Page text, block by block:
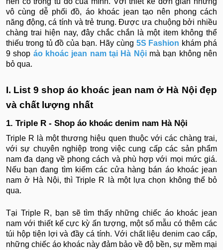
vô cùng dễ phối đồ, áo khoác jean tạo nên phong cách
năng động, cá tính và trẻ trung. Được ưa chuộng bởi nhiều
chàng trai hiện nay, đây chắc chắn là một item không thể
thiếu trong tủ đồ của bạn. Hãy cùng 5S Fashion khám phá
9 shop áo khoác jean nam tại Hà Nộimà bạn không nên
bỏ qua.
I. List 9 shop áo khoác jean nam ở Hà Nội đẹp
và chất lượng nhất
1. Triple R - Shop áo khoác denim nam Hà Nội
Triple R là một thương hiệu quen thuộc với các chàng trai,
với sự chuyên nghiệp trong việc cung cấp các sản phẩm
nam đa dạng về phong cách và phù hợp với mọi mức giá.
Nếu bạn đang tìm kiếm các cửa hàng bán áo khoác jean
nam ở Hà Nội, thì Triple R là một lựa chọn không thể bỏ
qua.
Tại Triple R, bạn sẽ tìm thấy những chiếc áo khoác jean
nam với thiết kế cực kỳ ấn tượng, một số mẫu có thêm các
túi hộp tiện lợi và đầy cá tính. Với chất liệu denim cao cấp,
những chiếc áo khoác này đảm bảo về độ bền, sự mềm mại